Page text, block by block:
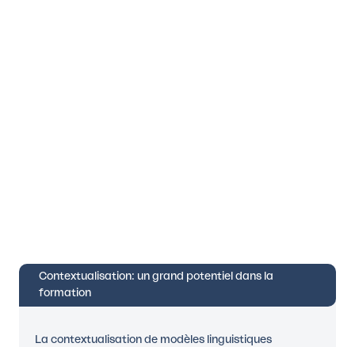
Contextualisation: un grand potentiel dans la
formation
La contextualisation de modèles linguistiques